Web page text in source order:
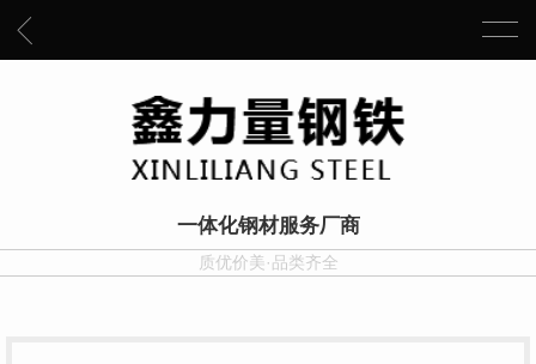
一体化钢材服务厂商
质优价美·品类齐全